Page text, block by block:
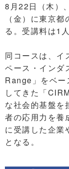
8月22日（木）
（金）に東京
る。受講料は1
同コースは、イ
ペース・インダ
Range」をベー
してきた「
な社会的基盤を
者の応用力を養
に受講した企業
となる。